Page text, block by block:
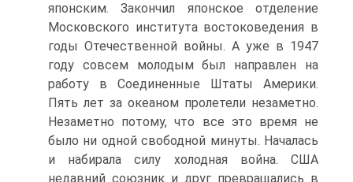
японским. Закончил японское отделение
Московского института востоковедения в
годы Отечественной войны. А уже в 1947
году совсем молодым был направлен на
работу в Соединенные Штаты Америки.
Пять лет за океаном пролетели незаметно.
Незаметно потому, что все это время не
было ни одной свободной минуты. Началась
и набирала силу холодная война. США
недавний союзник и друг превращались в